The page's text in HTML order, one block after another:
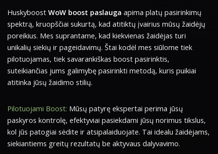
Huskyboost WoW boost paslauga apima platų pasirinkimų
spektrą, kruopščiai sukurtą, kad atitiktų įvairius mūsų žaidėjų
poreikius. Mes suprantame, kad kiekvienas žaidėjas turi
unikalių siekių ir pageidavimų. Štai kodėl mes siūlome tiek
pilotuojamas, tiek savarankiškas boost pasirinktis,
suteikiančias jums galimybę pasirinkti metodą, kuris puikiai
atitinka jūsų žaidimo stilių.
Pilotuojami Boost: Mūsų patyrę ekspertai perima jūsų
paskyros kontrolę, efektyviai pasiekdami jūsų norimus tikslus,
kol jūs patogiai sėdite ir atsipalaiduojate. Tai idealu žaidėjams,
siekiantiems greitų rezultatų be aktyvaus dalyvavimo.